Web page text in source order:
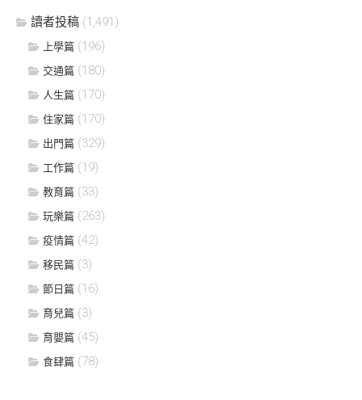
讀者投稿 (1,491)
上學篇 (196)
交通篇 (180)
人生篇 (170)
住家篇 (170)
出門篇 (329)
工作篇 (19)
教育篇 (33)
玩樂篇 (263)
疫情篇 (42)
移民篇 (3)
節日篇 (16)
育兒篇 (3)
育嬰篇 (45)
食肆篇 (78)